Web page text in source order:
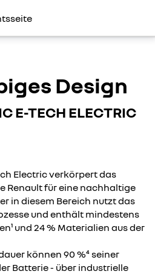
Design
E-TECH ELECTRIC
Electric verkörpert das
Renault für eine nachhaltige
in diesem Bereich nutzt das
und enthält mindestens
und 24 % Materialien aus der
können 90 %⁴ seiner
Batterie - über industrielle